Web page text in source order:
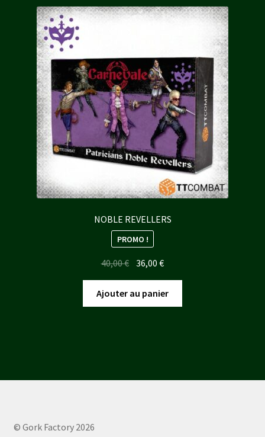
NOBLE REVELLERS
PROMO !
40,00€ Le
prix
initial
était :
36,00€Le
prix
actuel
est :
Ajouter au panier
© Gork Factory 2026